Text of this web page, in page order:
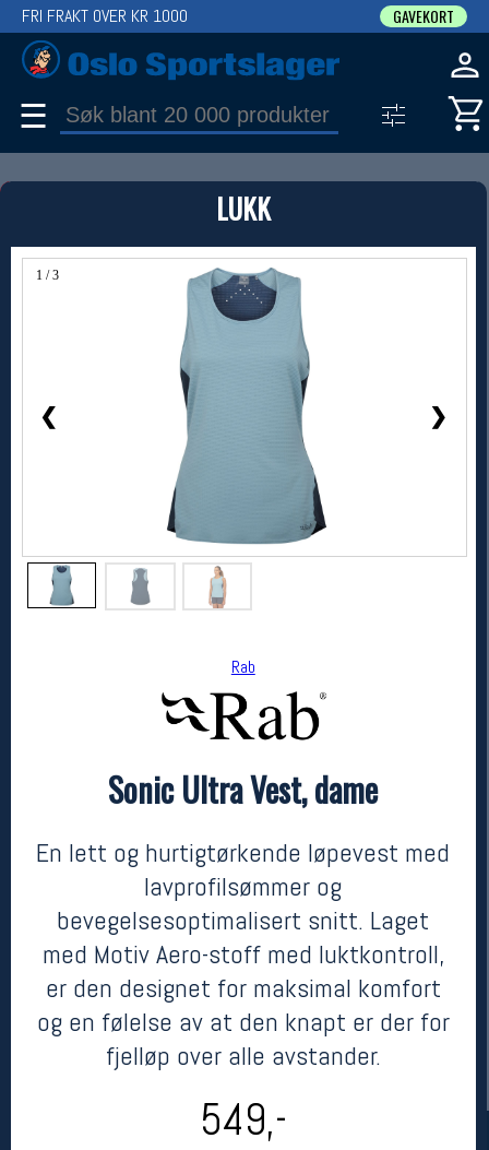
LUKK
1 / 3
❮ ❯
Rab
Sonic Ultra Vest, dame
En lett og hurtigtørkende løpevest med
lavprofilsømmer og
bevegelsesoptimalisert snitt. Laget
med Motiv Aero-stoff med luktkontroll,
er den designet for maksimal komfort
og en følelse av at den knapt er der for
fjelløp over alle avstander.
549,-
FRI FRAKT OVER KR 1000 GAVEKORT
☰
PRODUKT
Produkter (1)
Bruk filter til å spisse søket
Rab
kr 549